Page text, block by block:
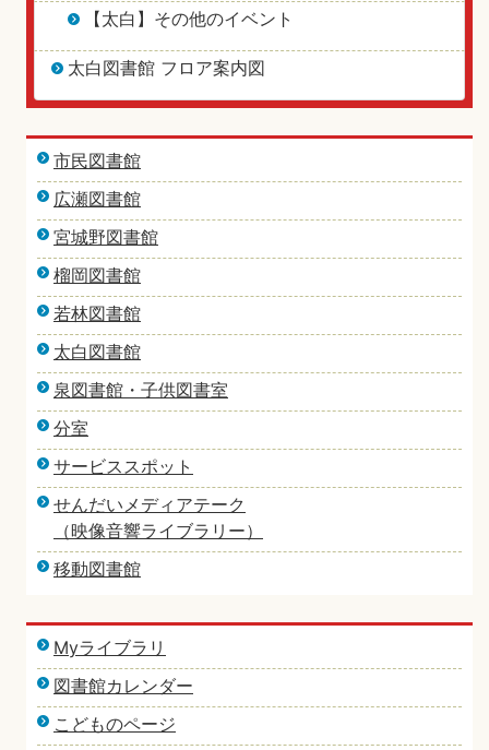
【太白】その他のイベント
太白図書館 フロア案内図
市民図書館
広瀬図書館
宮城野図書館
榴岡図書館
若林図書館
太白図書館
泉図書館・子供図書室
分室
サービススポット
せんだいメディアテーク
（映像音響ライブラリー）
移動図書館
Myライブラリ
図書館カレンダー
こどものページ